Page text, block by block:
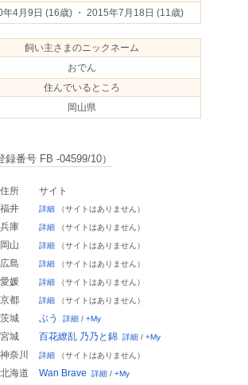
4月9日 (16歳) ・ 2015年7月18日 (11歳)
飼い主さまのニックネーム
おでん
住んでいるところ
岡山県
番号 FB -04599/10）
住所
サイト
福井 詳細 （サイトはありません）
兵庫 詳細 （サイトはありません）
岡山 詳細 （サイトはありません）
広島 詳細 （サイトはありません）
愛媛 詳細 （サイトはありません）
京都 詳細 （サイトはありません）
茨城 ぶう 詳細 / +My
宮城 百花繚乱 乃乃と錦 詳細 / +My
神奈川 詳細 （サイトはありません）
北海道 Wan Brave 詳細 / +My